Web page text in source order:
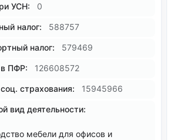
УСН: 0
налог: 588757
налог: 579469
ПФР: 126608572
страхования: 15945966
вид деятельности:
мебели для офисов и